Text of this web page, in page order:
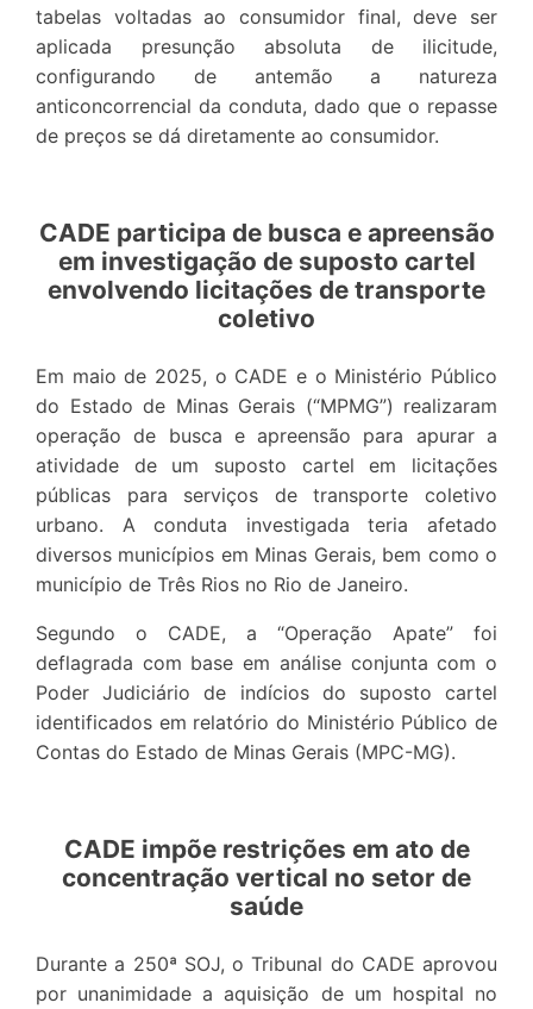
tabelas voltadas ao consumidor final, deve ser
aplicada presunção absoluta de ilicitude,
configurando de antemão a natureza
anticoncorrencial da conduta, dado que o repasse
de preços se dá diretamente ao consumidor.
CADE participa de busca e apreensão
em investigação de suposto cartel
envolvendo licitações de transporte
coletivo
Em maio de 2025, o CADE e o Ministério Público
do Estado de Minas Gerais (“MPMG”) realizaram
operação de busca e apreensão para apurar a
atividade de um suposto cartel em licitações
públicas para serviços de transporte coletivo
urbano. A conduta investigada teria afetado
diversos municípios em Minas Gerais, bem como o
município de Três Rios no Rio de Janeiro.
Segundo o CADE, a “Operação Apate” foi
deflagrada com base em análise conjunta com o
Poder Judiciário de indícios do suposto cartel
identificados em relatório do Ministério Público de
Contas do Estado de Minas Gerais (MPC-MG).
CADE impõe restrições em ato de
concentração vertical no setor de
saúde
Durante a 250ª SOJ, o Tribunal do CADE aprovou
por unanimidade a aquisição de um hospital no